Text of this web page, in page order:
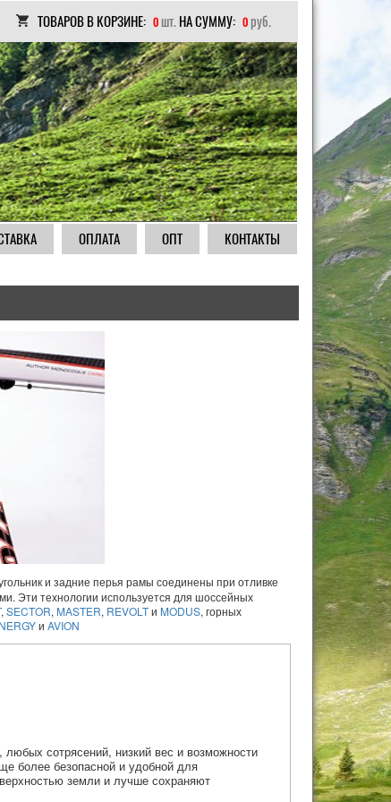
ТОВАРОВ В КОРЗИНЕ: 0 шт. НА СУММУ: 0 руб.
ОПЛАТА ОПТ КОНТАКТЫ
и задние перья рамы соединены при отливке
Эти технологии используется для шоссейных
, SECTOR, MASTER, REVOLTи MODUS, горных
и AVION
сотрясений, низкий вес и возможности
более безопасной и удобной для
земли и лучше сохраняют